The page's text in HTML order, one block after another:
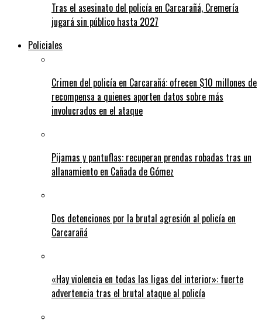
Tras el asesinato del policía en Carcarañá, Cremería
jugará sin público hasta 2027
Policiales
Crimen del policía en Carcarañá: ofrecen $10 millones de
recompensa a quienes aporten datos sobre más
involucrados en el ataque
Pijamas y pantuflas: recuperan prendas robadas tras un
allanamiento en Cañada de Gómez
Dos detenciones por la brutal agresión al policía en
Carcarañá
«Hay violencia en todas las ligas del interior»: fuerte
advertencia tras el brutal ataque al policía